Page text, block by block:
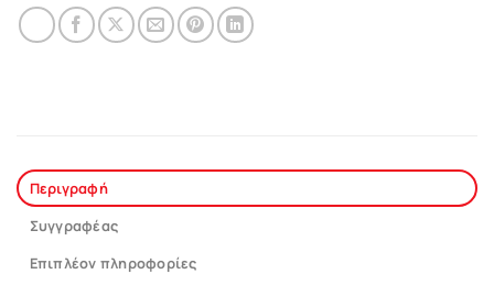
Περιγραφή
Συγγραφέας
Επιπλέον πληροφορίες